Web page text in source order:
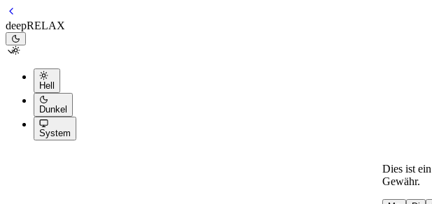
deepRELAX
Hell
Dunkel
System
Dies ist ein
Gewähr.